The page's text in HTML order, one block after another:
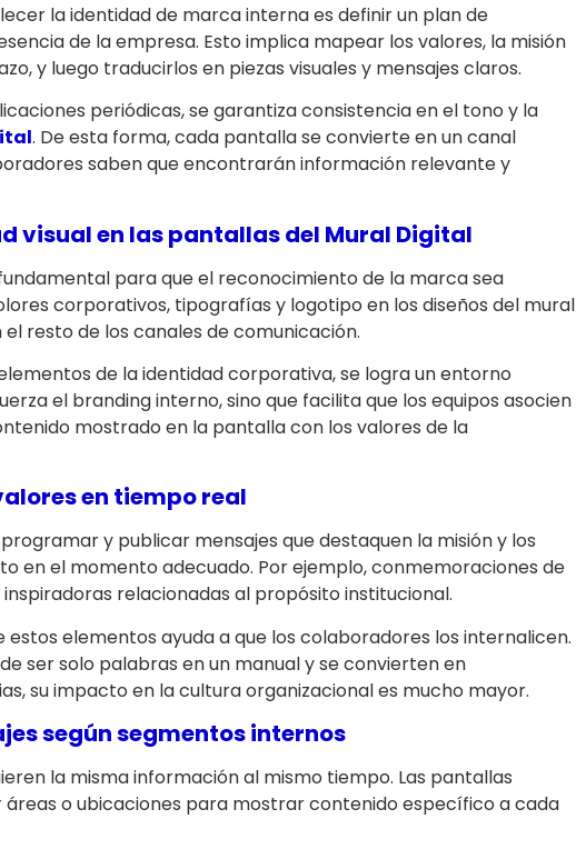
la identidad de marca interna es definir un plan de
de la empresa. Esto implica mapear los valores, la misión
y luego traducirlos en piezas visuales y mensajes claros.
periódicas, se garantiza consistencia en el tono y la
. De esta forma, cada pantalla se convierte en un canal
saben que encontrarán información relevante y
visual en las pantallas del Mural Digital
para que el reconocimiento de la marca sea
corporativos, tipografías y logotipo en los diseños del mural
resto de los canales de comunicación.
de la identidad corporativa, se logra un entorno
el branding interno, sino que facilita que los equipos asocien
mostrado en la pantalla con los valores de la
en tiempo real
y publicar mensajes que destaquen la misión y los
en el momento adecuado. Por ejemplo, conmemoraciones de
relacionadas al propósito institucional.
estos elementos ayuda a que los colaboradores los internalicen.
ser solo palabras en un manual y se convierten en
su impacto en la cultura organizacional es mucho mayor.
según segmentos internos
la misma información al mismo tiempo. Las pantallas
o ubicaciones para mostrar contenido específico a cada